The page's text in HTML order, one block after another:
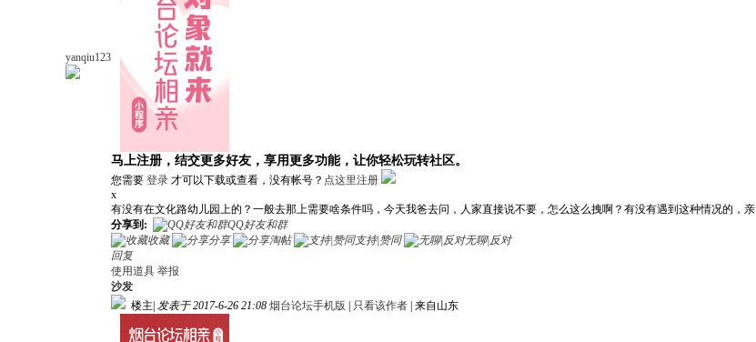
yanqiu123
马上注册，结交更多好友，享用更多功能，让你轻松玩转社区。
您需要 登录 才可以下载或查看，没有帐号？ 点这里注册
x
有没有在文化路幼儿园上的？一般去那上需要啥条件吗，今天我爸去问，人家直接说不要，怎么这么拽啊？有没有遇到这种情况的，亲
分享到:
QQ好友和群
收藏
分享 淘帖 支持|赞同
无聊|反对
回复
使用道具 举报
沙发
楼主 发表于 2017-6-26 21:08 烟台论坛手机版 只看该作者 来自山东